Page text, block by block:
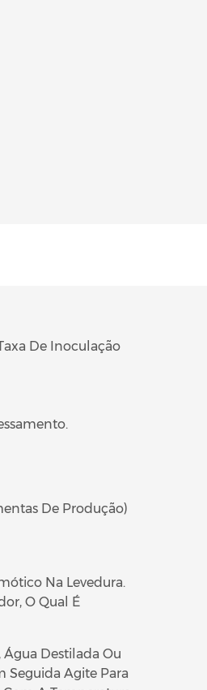
De Inoculação
De Produção)
Na Levedura.
O Qual É
Água Destilada Ou
Seguida Agite Para